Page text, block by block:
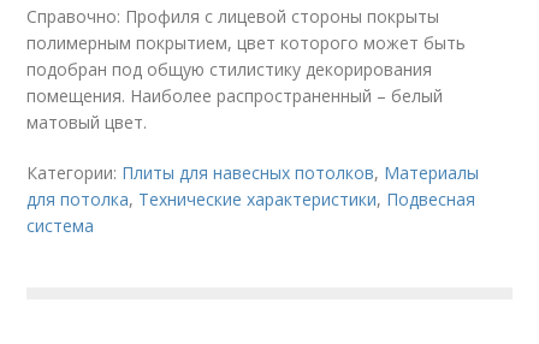
Справочно: Профиля с лицевой стороны покрыты
полимерным покрытием, цвет которого может быть
подобран под общую стилистику декорирования
помещения. Наиболее распространенный – белый
матовый цвет.
Категории: Плиты для навесных потолков, Материалы
для потолка, Технические характеристики, Подвесная
система